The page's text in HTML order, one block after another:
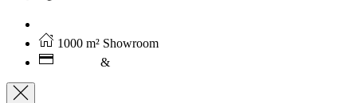
1000 m² Showroom
&